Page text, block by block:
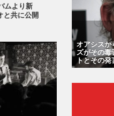
ムより新
と共に公開
オアシスか
ズがその
トとその発